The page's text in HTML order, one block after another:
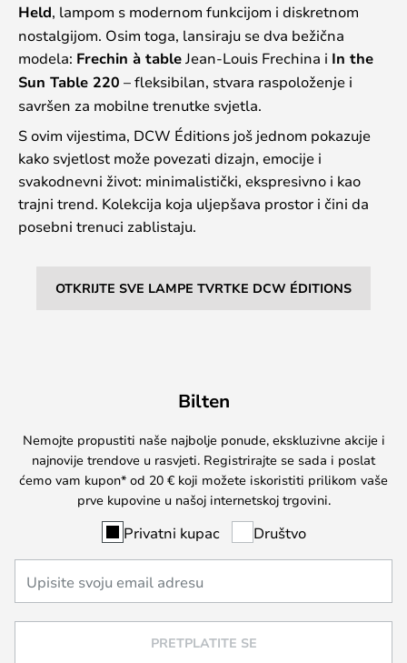
Held, lampom s modernom funkcijom i diskretnom
nostalgijom. Osim toga, lansiraju se dva bežična
modela: Frechin à table Jean-Louis Frechina i In the
Sun Table 220 – fleksibilan, stvara raspoloženje i
savršen za mobilne trenutke svjetla.
S ovim vijestima, DCW Éditions još jednom pokazuje
kako svjetlost može povezati dizajn, emocije i
svakodnevni život: minimalistički, ekspresivno i kao
trajni trend. Kolekcija koja uljepšava prostor i čini da
posebni trenuci zablistaju.
OTKRIJTE SVE LAMPE TVRTKE DCW ÉDITIONS
Bilten
Nemojte propustiti naše najbolje ponude, ekskluzivne akcije i
najnovije trendove u rasvjeti. Registrirajte se sada i poslat
ćemo vam kupon* od 20 € koji možete iskoristiti prilikom vaše
prve kupovine u našoj internetskoj trgovini.
Privatni kupac Društvo
PRETPLATITE SE